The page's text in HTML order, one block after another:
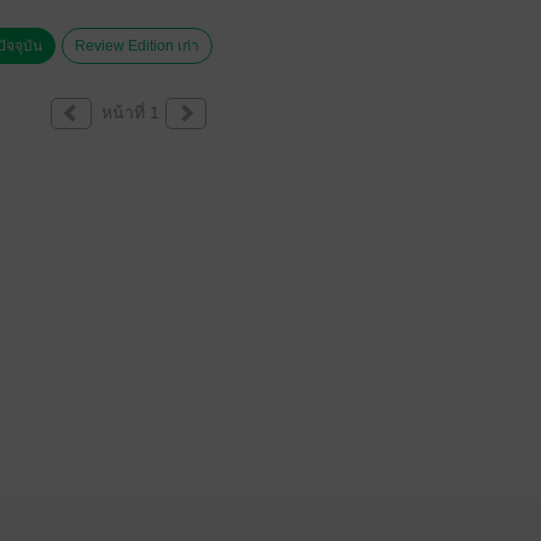
Review Edition เก่า
จจุบัน
หน้าที่ 1